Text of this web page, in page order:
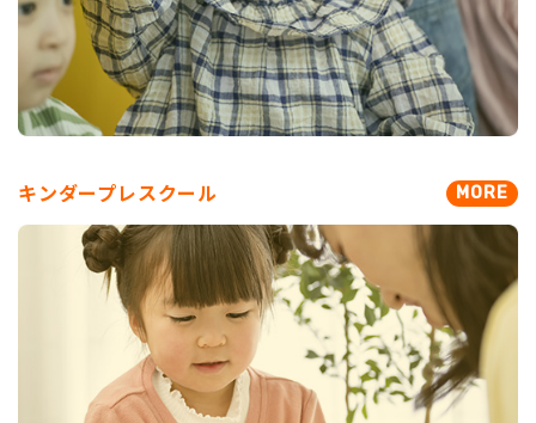
内容です。お子様を学ぶことの好きな子に導きます。
「好奇心をかきたてる」「チャレンジから発見す
る」「協力の楽しさを知る」
別な講習です。この経験が受験に向けて基盤
となり、今後の伸びにつながります！この夏、き
っとお子様の成長を実感できることでしょう。
）11：00～12：30 想像力と巧緻
性を育てよう！
7/19（日）11：00～12：30 どうなるか
キンダープレスクール MORE